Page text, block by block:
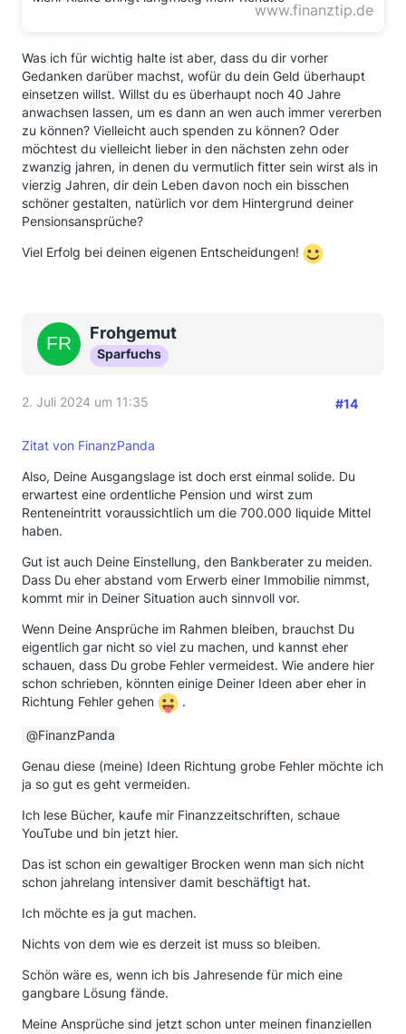
www.finanztip.de
Was ich für wichtig halte ist aber, dass du dir vorher
Gedanken darüber machst, wofür du dein Geld überhaupt
einsetzen willst. Willst du es überhaupt noch 40 Jahre
anwachsen lassen, um es dann an wen auch immer vererben
zu können? Vielleicht auch spenden zu können? Oder
möchtest du vielleicht lieber in den nächsten zehn oder
zwanzig jahren, in denen du vermutlich fitter sein wirst als in
vierzig Jahren, dir dein Leben davon noch ein bisschen
schöner gestalten, natürlich vor dem Hintergrund deiner
Pensionsansprüche?
Viel Erfolg bei deinen eigenen Entscheidungen!
Frohgemut
Sparfuchs
2. Juli 2024 um 11:35 #14
Zitat von FinanzPanda
Also, Deine Ausgangslage ist doch erst einmal solide. Du
erwartest eine ordentliche Pension und wirst zum
Renteneintritt voraussichtlich um die 700.000 liquide Mittel
haben.
Gut ist auch Deine Einstellung, den Bankberater zu meiden.
Dass Du eher abstand vom Erwerb einer Immobilie nimmst,
kommt mir in Deiner Situation auch sinnvoll vor.
Wenn Deine Ansprüche im Rahmen bleiben, brauchst Du
eigentlich gar nicht so viel zu machen, und kannst eher
schauen, dass Du grobe Fehler vermeidest. Wie andere hier
schon schrieben, könnten einige Deiner Ideen aber eher in
Richtung Fehler gehen
.
FinanzPanda
Genau diese (meine) Ideen Richtung grobe Fehler möchte ich
ja so gut es geht vermeiden.
Ich lese Bücher, kaufe mir Finanzzeitschriften, schaue
YouTube und bin jetzt hier.
Das ist schon ein gewaltiger Brocken wenn man sich nicht
schon jahrelang intensiver damit beschäftigt hat.
Ich möchte es ja gut machen.
Nichts von dem wie es derzeit ist muss so bleiben.
Schön wäre es, wenn ich bis Jahresende für mich eine
gangbare Lösung fände.
Meine Ansprüche sind jetzt schon unter meinen finanziellen